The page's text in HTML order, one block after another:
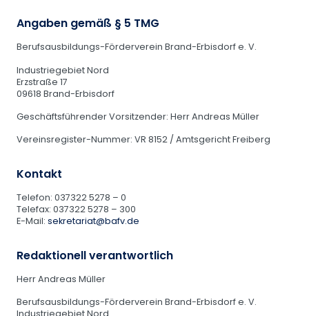
Angaben gemäß § 5 TMG
Berufsausbildungs-Förderverein Brand-Erbisdorf e. V.
Industriegebiet Nord
Erzstraße 17
09618 Brand-Erbisdorf
Geschäftsführender Vorsitzender: Herr Andreas Müller
Vereinsregister-Nummer: VR 8152 / Amtsgericht Freiberg
Kontakt
Telefon: 037322 5278 – 0
Telefax: 037322 5278 – 300
E-Mail: sekretariat@bafv.de
Redaktionell verantwortlich
Herr Andreas Müller
Berufsausbildungs-Förderverein Brand-Erbisdorf e. V.
Industriegebiet Nord